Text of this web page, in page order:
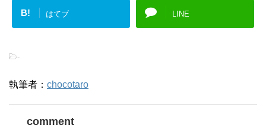
B! はてブ LINE
-
執筆者： chocotaro
comment